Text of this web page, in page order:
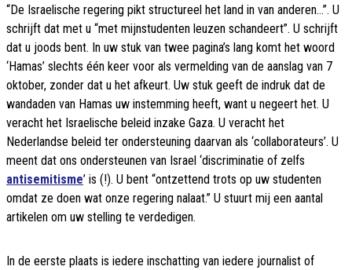
“De Israelische regering pikt structureel het land in van anderen…”. U
schrijft dat met u “met mijnstudenten leuzen schandeert”. U schrijft
dat u joods bent. In uw stuk van twee pagina’s lang komt het woord
‘Hamas’ slechts één keer voor als vermelding van de aanslag van 7
oktober, zonder dat u het afkeurt. Uw stuk geeft de indruk dat de
wandaden van Hamas uw instemming heeft, want u negeert het. U
veracht het Israelische beleid inzake Gaza. U veracht het
Nederlandse beleid ter ondersteuning daarvan als ‘collaborateurs’. U
meent dat ons ondersteunen van Israel ‘discriminatie of zelfs
antisemitisme’ is (!). U bent “ontzettend trots op uw studenten
omdat ze doen wat onze regering nalaat.” U stuurt mij een aantal
artikelen om uw stelling te verdedigen.
In de eerste plaats is iedere inschatting van iedere journalist of